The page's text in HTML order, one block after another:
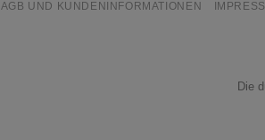
AGB UND KUNDENINFORMATIONEN
Die